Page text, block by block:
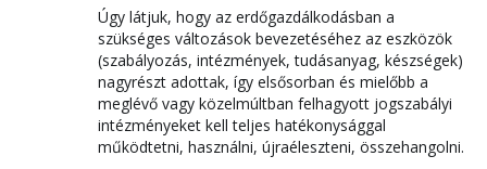
Úgy látjuk, hogy az erdőgazdálkodásban a
szükséges változások bevezetéséhez az eszközök
(szabályozás, intézmények, tudásanyag, készségek)
nagyrészt adottak, így elsősorban és mielőbb a
meglévő vagy közelmúltban felhagyott jogszabályi
intézményeket kell teljes hatékonysággal
működtetni, használni, újraéleszteni, összehangolni.